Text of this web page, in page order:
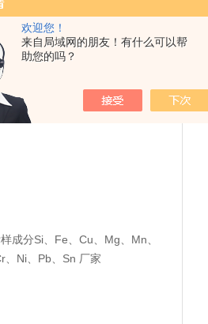
欢迎您！
来自局域网的朋友！有什么可以帮
助您的吗？
产品展示 > 耗材与配件